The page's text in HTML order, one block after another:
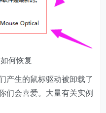
何恢复
产生的鼠标驱动被卸载了
们会喜爱。大量有关实例